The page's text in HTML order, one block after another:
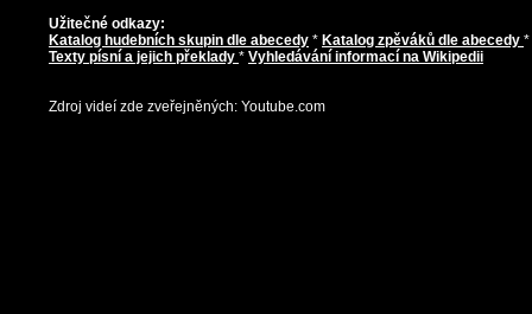
Užitečné odkazy:
Katalog hudebních skupin dle abecedy * Katalog zpěváků dle abecedy *
Texty písní a jejich překlady * Vyhledávání informací na Wikipedii
Zdroj videí zde zveřejněných: Youtube.com